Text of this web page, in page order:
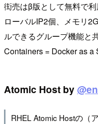
衒売はβ版として無料で
ローバルIP2個、メモリ
ルできるグループ機能と
Containers = Docker as a
Atomic Host by
RHEL Atomic Hostの（